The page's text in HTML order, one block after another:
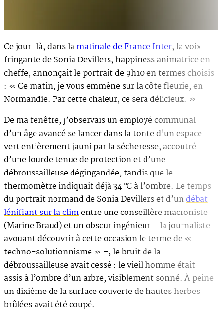
Ce jour-là, dans lamatinale de France Inter, la voix
fringante de Sonia Devillers, happiness animatrice en
cheffe, annonçait le portrait de 9h10 en termes choisis
: « Ce matin, je vous emmène sur la côte fleurie, en
Normandie. Par cette chaleur, ce sera délicieux. »
De ma fenêtre, j’observais un employé communal
d’un âge avancé se lancer dans la tonte d’un espace
vert entièrement jauni par la sécheresse, accoutré
d’une lourde tenue de protection et d’une
débroussailleuse dégingandée, tandis que le
thermomètre indiquait déjà 34 °C à l’ombre. Le temps
du portrait normand de Sonia Devillers et d’undébat
lénifiant sur la climentre une conseillère macroniste
(Marine Braud) et un obscur ingénieur – la journaliste
avouant découvrir à cette occasion le terme de «
techno-solutionnisme » –, le bruit de la
débroussailleuse avait cessé : le vieil homme était
assis à l’ombre d’un arbre, visiblement sonné. À peine
un dixième de la surface couverte de hautes herbes
brûlées avait été coupé.